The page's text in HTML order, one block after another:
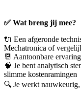
✅ Wat breng jij mee?
🔌 Een afgeronde
Mechatronica of
📆 Aantoonbare
🧠 Je bent analytisch
slimme kostenramingen
🔍 Je werkt